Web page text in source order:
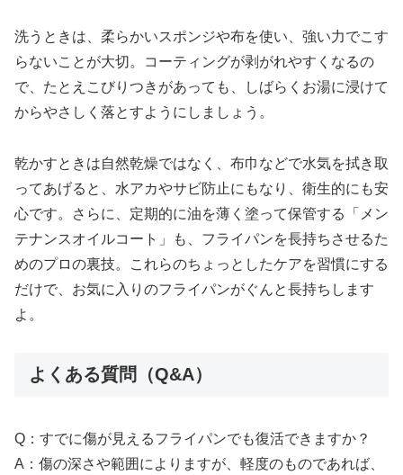
洗うときは、柔らかいスポンジや布を使い、強い力でこす
らないことが大切。コーティングが剥がれやすくなるの
で、たとえこびりつきがあっても、しばらくお湯に浸けて
からやさしく落とすようにしましょう。
乾かすときは自然乾燥ではなく、布巾などで水気を拭き取
ってあげると、水アカやサビ防止にもなり、衛生的にも安
心です。さらに、定期的に油を薄く塗って保管する「メン
テナンスオイルコート」も、フライパンを長持ちさせるた
めのプロの裏技。これらのちょっとしたケアを習慣にする
だけで、お気に入りのフライパンがぐんと長持ちします
よ。
よくある質問（Q&A）
Q：すでに傷が見えるフライパンでも復活できますか？
A：傷の深さや範囲によりますが、軽度のものであれば、